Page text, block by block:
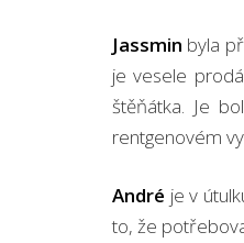
Jassmin byla
je vesele
štěňátka. Je
rentgenovém
André je v
to, že